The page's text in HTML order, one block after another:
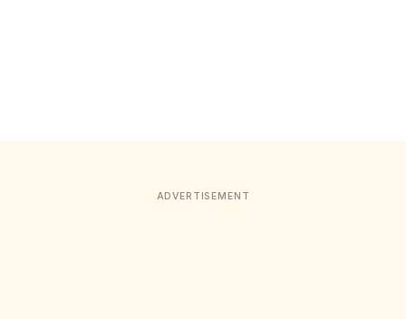
ADVERTISEMENT